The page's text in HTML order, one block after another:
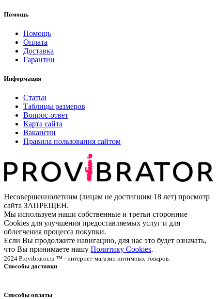
Помощь
Помощь
Оплата
Доставка
Гарантии
Информация
Статьи
Таблицы размеров
Вопрос-ответ
Карта сайта
Вакансии
Правила пользования сайтом
Несовершеннолетним (лицам не достигшим 18 лет) просмотр
сайта ЗАПРЕЩЕН.
Мы используем наши собственные и третьи сторонние
Cookies для улучшения предоставляемых услуг и для
облегчения процесса покупки.
Если Вы продолжите навигацию, для нас это будет означать,
что Вы принимаете нашу Политику Cookies.
2024 Provibrator.ru ™ - интернет-магазин интимных товаров.
Способы доставки
Способы оплаты